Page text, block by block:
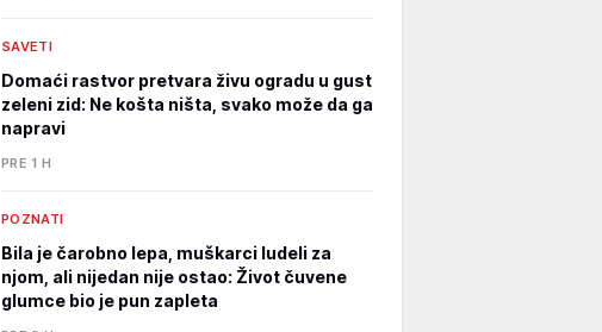
SAVETI
Domaći rastvor pretvara živu ogradu u gust
zeleni zid: Ne košta ništa, svako može da ga
napravi
PRE 1 H
POZNATI
Bila je čarobno lepa, muškarci ludeli za
njom, ali nijedan nije ostao: Život čuvene
glumce bio je pun zapleta